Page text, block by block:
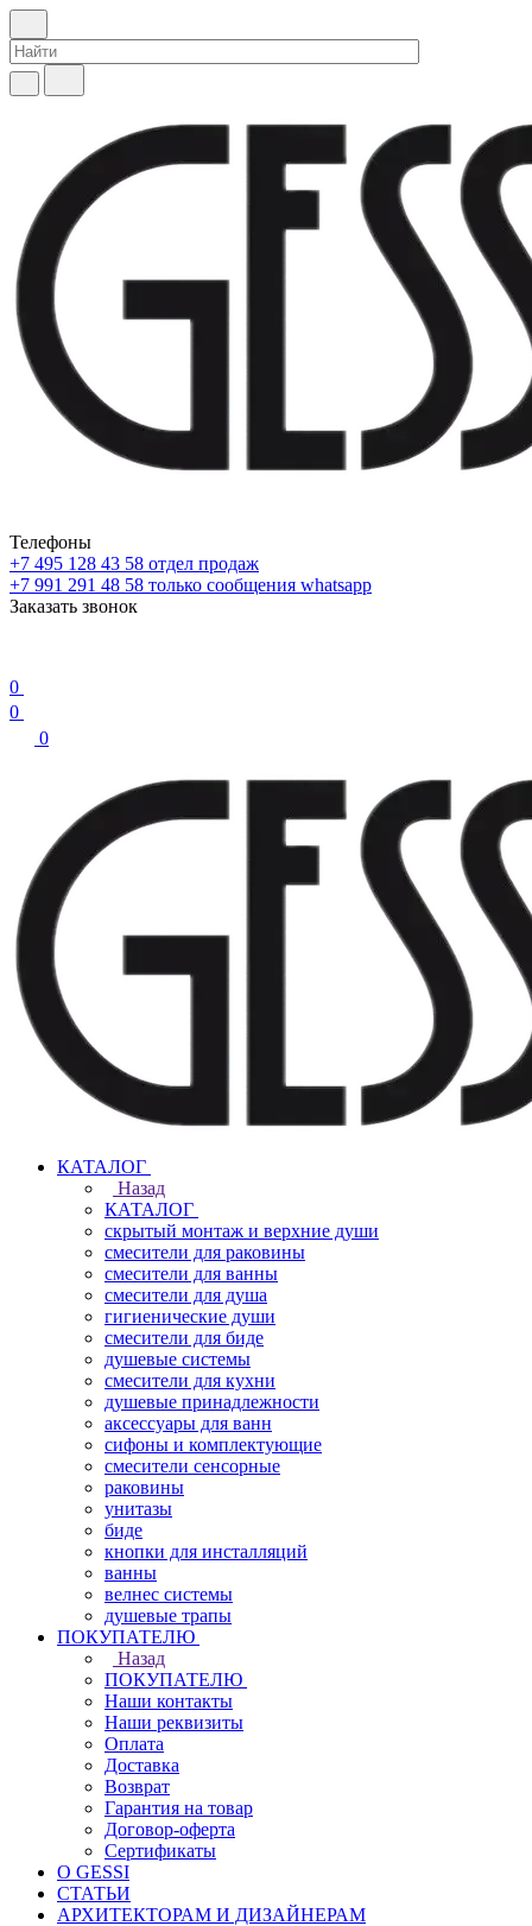
Телефоны
+7 495 128 43 58 отдел продаж
+7 991 291 48 58 только сообщения whatsapp
Заказать звонок
0
0
0
КАТАЛОГ
Назад
КАТАЛОГ
скрытый монтаж и верхние души
смесители для раковины
смесители для ванны
смесители для душа
гигиенические души
смесители для биде
душевые системы
смесители для кухни
душевые принадлежности
аксессуары для ванн
сифоны и комплектующие
смесители сенсорные
раковины
унитазы
биде
кнопки для инсталляций
ванны
велнес системы
душевые трапы
ПОКУПАТЕЛЮ
Назад
ПОКУПАТЕЛЮ
Наши контакты
Наши реквизиты
Оплата
Доставка
Возврат
Гарантия на товар
Договор-оферта
Сертификаты
О GESSI
СТАТЬИ
АРХИТЕКТОРАМ И ДИЗАЙНЕРАМ